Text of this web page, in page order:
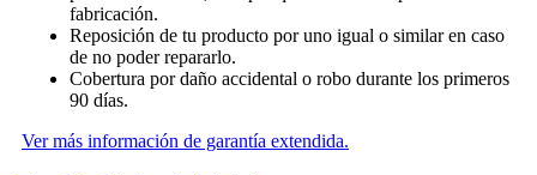
fabricación.
Reposición de tu producto por uno igual o similar en caso
de no poder repararlo.
Cobertura por daño accidental o robo durante los primeros
90 días.
Ver más información de garantía extendida.